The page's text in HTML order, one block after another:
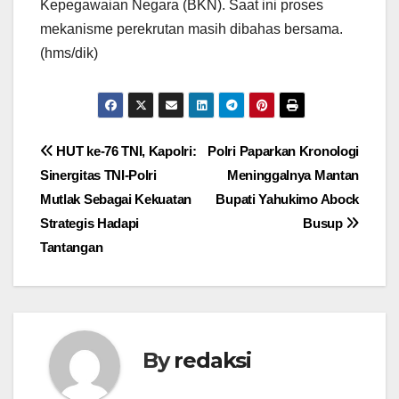
Kepegawaian Negara (BKN). Saat ini proses
mekanisme perekrutan masih dibahas bersama.
(hms/dik)
Navigasi
pos
Polri Paparkan Kronologi
Meninggalnya Mantan
Bupati Yahukimo Abock
Busup
HUT ke-76 TNI, Kapolri:
Sinergitas TNI-Polri
Mutlak Sebagai Kekuatan
Strategis Hadapi
Tantangan
Byredaksi